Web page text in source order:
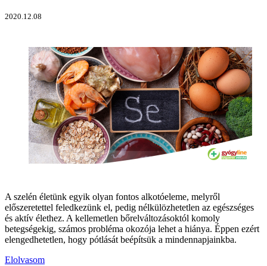
2020.12.08
A szelén életünk egyik olyan fontos alkotóeleme, melyről
előszeretettel feledkezünk el, pedig nélkülözhetetlen az egészséges
és aktív élethez. A kellemetlen bőrelváltozásoktól komoly
betegségekig, számos probléma okozója lehet a hiánya. Éppen ezért
elengedhetetlen, hogy pótlását beépítsük a mindennapjainkba.
Elolvasom